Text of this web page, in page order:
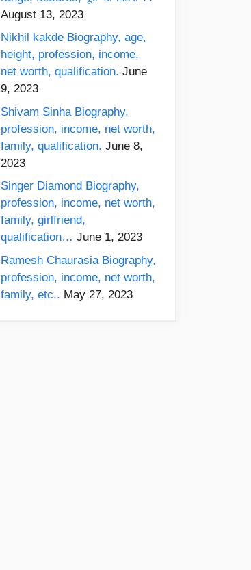
August 13, 2023
Nikhil kakde Biography, age,
height, profession, income,
net worth, qualification. June
9, 2023
Shivam Sinha Biography,
profession, income, net worth,
family, qualification. June 8,
2023
Singer Diamond Biography,
profession, income, net worth,
family, girlfriend,
qualification… June 1, 2023
Ramesh Chaurasia Biography,
profession, income, net worth,
family, etc.. May 27, 2023